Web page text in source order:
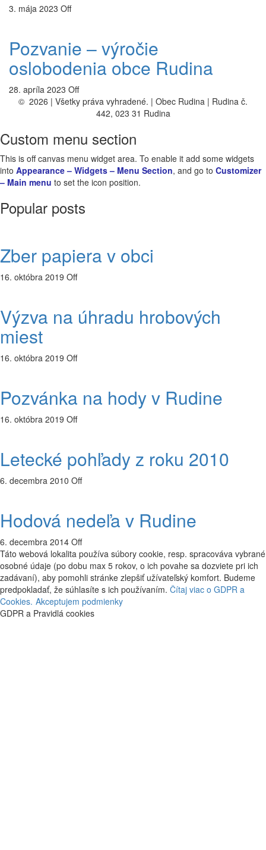
3. mája 2023 Off
Pozvanie – výročie
oslobodenia obce Rudina
28. apríla 2023 Off
© 2026 | Všetky práva vyhradené. | Obec Rudina | Rudina č.
442, 023 31 Rudina
Custom menu section
This is off canvas menu widget area. To enable it add some widgets
into Appearance – Widgets – Menu Section, and go to Customizer
– Main menu to set the icon position.
Popular posts
Zber papiera v obci
16. októbra 2019 Off
Výzva na úhradu hrobových
miest
16. októbra 2019 Off
Pozvánka na hody v Rudine
16. októbra 2019 Off
Letecké pohľady z roku 2010
6. decembra 2010 Off
Hodová nedeľa v Rudine
6. decembra 2014 Off
Táto webová lokalita používa súbory cookie, resp. spracováva vybrané
osobné údaje (po dobu max 5 rokov, o ich povahe sa dozviete pri ich
zadávaní), aby pomohli stránke zlepšiť užívateľský komfort. Budeme
predpokladať, že súhlasíte s ich používaním. Čítaj viac o GDPR a
Cookies. Akceptujem podmienky
GDPR a Pravidlá cookies